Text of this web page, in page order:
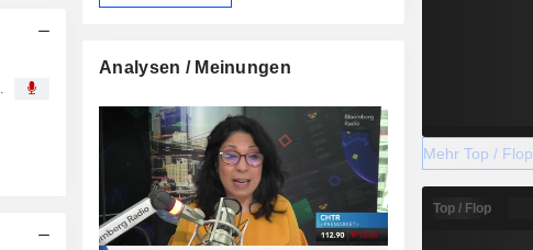
Analysen / Meinungen
Mehr Top / Flop
Top / Flop